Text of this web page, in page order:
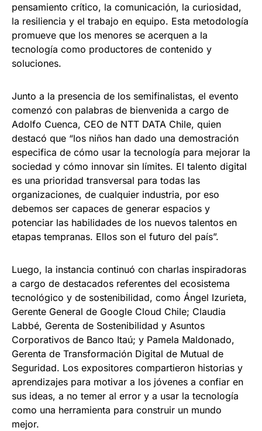
pensamiento crítico, la comunicación, la curiosidad,
la resiliencia y el trabajo en equipo. Esta metodología
promueve que los menores se acerquen a la
tecnología como productores de contenido y
soluciones.
Junto a la presencia de los semifinalistas, el evento
comenzó con palabras de bienvenida a cargo de
Adolfo Cuenca, CEO de NTT DATA Chile, quien
destacó que “los niños han dado una demostración
especifica de cómo usar la tecnología para mejorar la
sociedad y cómo innovar sin límites. El talento digital
es una prioridad transversal para todas las
organizaciones, de cualquier industria, por eso
debemos ser capaces de generar espacios y
potenciar las habilidades de los nuevos talentos en
etapas tempranas. Ellos son el futuro del país”.
Luego, la instancia continuó con charlas inspiradoras
a cargo de destacados referentes del ecosistema
tecnológico y de sostenibilidad, como Ángel Izurieta,
Gerente General de Google Cloud Chile; Claudia
Labbé, Gerenta de Sostenibilidad y Asuntos
Corporativos de Banco Itaú; y Pamela Maldonado,
Gerenta de Transformación Digital de Mutual de
Seguridad. Los expositores compartieron historias y
aprendizajes para motivar a los jóvenes a confiar en
sus ideas, a no temer al error y a usar la tecnología
como una herramienta para construir un mundo
mejor.